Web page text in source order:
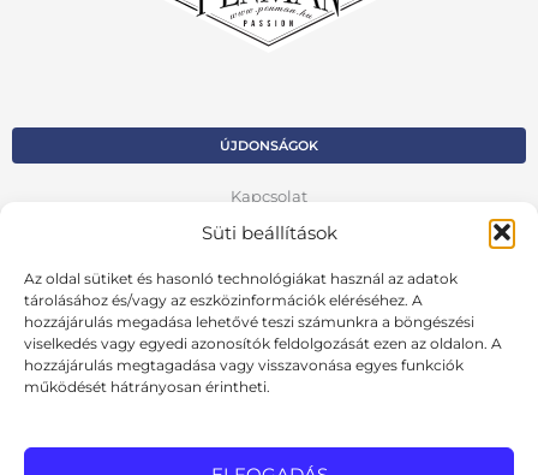
Süti beállítások
Az oldal sütiket és hasonló technológiákat használ az adatok
tárolásához és/vagy az eszközinformációk eléréséhez. A
hozzájárulás megadása lehetővé teszi számunkra a böngészési
viselkedés vagy egyedi azonosítók feldolgozását ezen az oldalon. A
hozzájárulás megtagadása vagy visszavonása egyes funkciók
működését hátrányosan érintheti.
ÚJDONSÁGOK
Kapcsolat
Kosár
Fiók
Adatvédelmi szabályzat
VISSZA AZ ELŐZŐ OLDALRA
Cookie szabályzat